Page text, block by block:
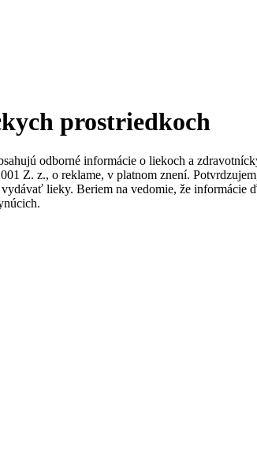
prostriedkoch
odborné informácie o liekoch a
Z. z., o reklame, v platnom znení.
lieky. Beriem na vedomie, že informácie